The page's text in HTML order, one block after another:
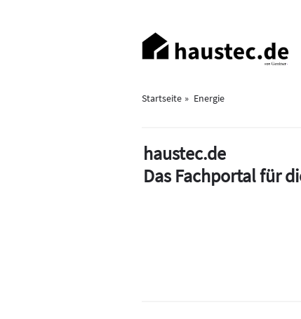
Haupt-
Navigation
Startseite
Energie
haustec.de
Das Fachportal für